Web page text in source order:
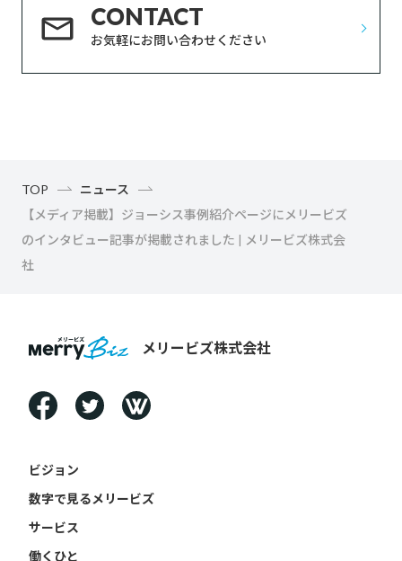
CONTACT
お気軽にお問い合わせください
TOP
ニュース
【メディア掲載】ジョーシス事例紹介ページにメリービズ
のインタビュー記事が掲載されました | メリービズ株式会
社
メリービズ株式会社
ビジョン
数字で見るメリービズ
サービス
働くひと